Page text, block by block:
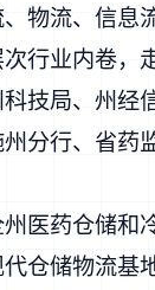
物流、信息
行业内卷
技局、州
分行、省药
州医药仓储
仓储物流